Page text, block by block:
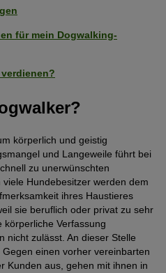
für mein Dogwalking-
körperlich und geistig
und Langeweile führt bei
zu unerwünschten
Hundebesitzer werden dem
ihres Haustieres
sie beruflich oder privat zu sehr
Verfassung
nicht zulässt. An dieser Stelle
einen vorher vereinbarten
Kunden aus, gehen mit ihnen in